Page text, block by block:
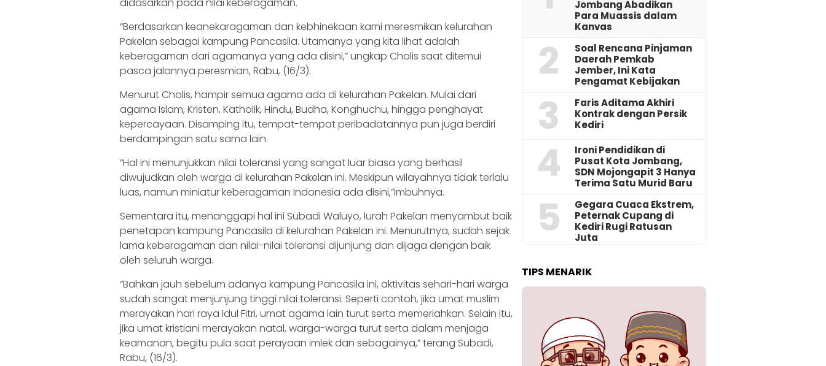
didasarkan pada nilai keberagaman.
“Berdasarkan keanekaragaman dan kebhinekaan kami meresmikan kelurahan
Pakelan sebagai kampung Pancasila. Utamanya yang kita lihat adalah
keberagaman dari agamanya yang ada disini,” ungkap Cholis saat ditemui
pasca jalannya peresmian, Rabu, (16/3).
Menurut Cholis, hampir semua agama ada di kelurahan Pakelan. Mulai dari
agama Islam, Kristen, Katholik, Hindu, Budha, Konghuchu, hingga penghayat
kepercayaan. Disamping itu, tempat-tempat peribadatannya pun juga berdiri
berdampingan satu sama lain.
“Hal ini menunjukkan nilai toleransi yang sangat luar biasa yang berhasil
diwujudkan oleh warga di kelurahan Pakelan ini. Meskipun wilayahnya tidak terlalu
luas, namun miniatur keberagaman Indonesia ada disini,”imbuhnya.
Sementara itu, menanggapi hal ini Subadi Waluyo, lurah Pakelan menyambut baik
penetapan kampung Pancasila di kelurahan Pakelan ini. Menurutnya, sudah sejak
lama keberagaman dan nilai-nilai toleransi dijunjung dan dijaga dengan baik
oleh seluruh warga.
“Bahkan jauh sebelum adanya kampung Pancasila ini, aktivitas sehari-hari warga
sudah sangat menjunjung tinggi nilai toleransi. Seperti contoh, jika umat muslim
merayakan hari raya Idul Fitri, umat agama lain turut serta memeriahkan. Selain itu,
jika umat kristiani merayakan natal, warga-warga turut serta dalam menjaga
keamanan, begitu pula saat perayaan imlek dan sebagainya,” terang Subadi,
Rabu, (16/3).
Jombang Abadikan
Para Muassis dalam
Kanvas
2
‎Soal Rencana Pinjaman
Daerah Pemkab
Jember, Ini Kata
Pengamat Kebijakan ‎
3
Faris Aditama Akhiri
Kontrak dengan Persik
Kediri
4
Ironi Pendidikan di
Pusat Kota Jombang,
SDN Mojongapit 3 Hanya
Terima Satu Murid Baru
5
‎Gegara Cuaca Ekstrem,
Peternak Cupang di
Kediri Rugi Ratusan
Juta
TIPS MENARIK